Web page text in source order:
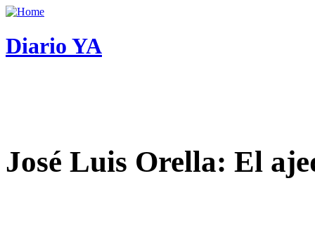
Diario YA
José Luis Orella: El